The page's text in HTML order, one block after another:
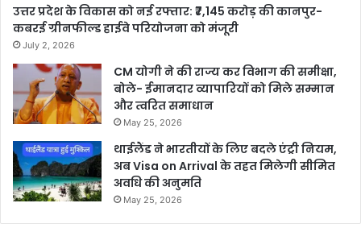
उत्तर प्रदेश के विकास को नई रफ्तार: ₹7,145 करोड़ की कानपुर-
कबरई ग्रीनफील्ड हाईवे परियोजना को मंजूरी
July 2, 2026
CM योगी ने की राज्य कर विभाग की समीक्षा,
बोले- ईमानदार व्यापारियों को मिले सम्मान
और त्वरित समाधान
May 25, 2026
थाईलैंड ने भारतीयों के लिए बदले एंट्री नियम,
अब Visa on Arrival के तहत मिलेगी सीमित
अवधि की अनुमति
May 25, 2026